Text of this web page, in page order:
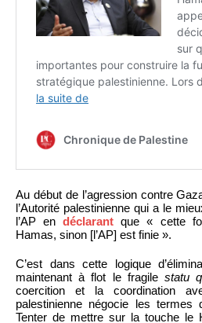
Au début de l’agression contre
l’Autorité palestinienne qui a le
l’AP endéclarant que « cette
Hamas, sinon [l’AP] est finie ».
C’est dans cette logique
maintenant à flot le fragile statu
coercition et la coordination
palestinienne négocie les
Tenter de mettre sur la touche le